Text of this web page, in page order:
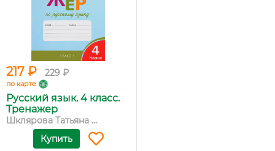
217 ₽ 229 ₽
по карте
Русский язык. 4 класс.
Тренажер
Шклярова Татьяна ...
Купить